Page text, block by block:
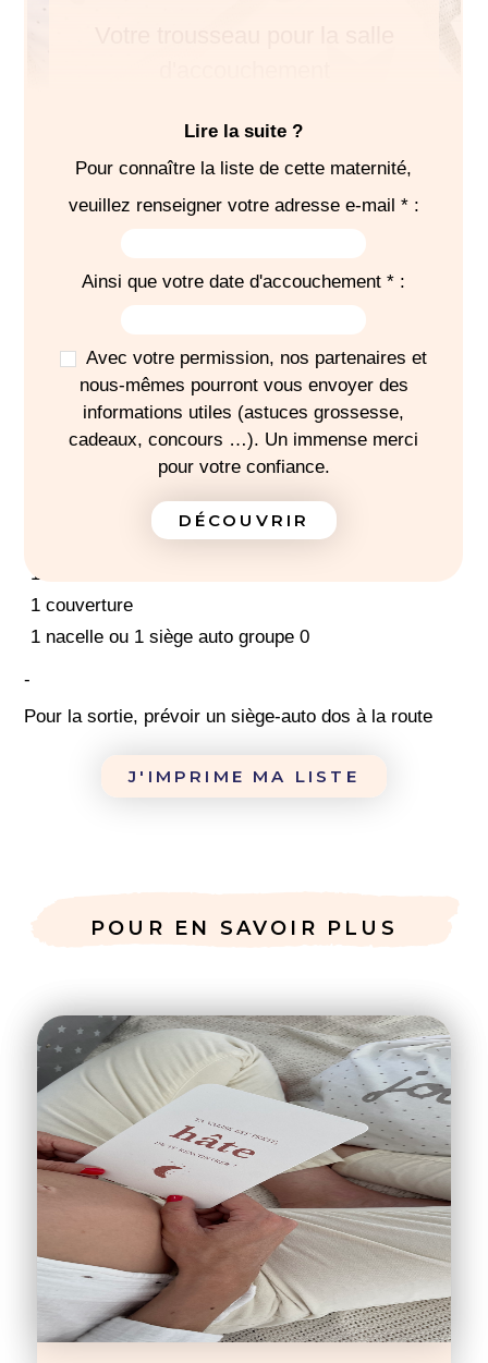
Lire la suite ?
Pour connaître la liste de cette maternité,
veuillez renseigner votre adresse e-mail * :
Ainsi que votre date d'accouchement * :
Avec votre permission, nos partenaires et
nous-mêmes pourront vous envoyer des
informations utiles (astuces grossesse,
cadeaux, concours …). Un immense merci
pour votre confiance.
DÉCOUVRIR
SÉJOUR
bodies
6 paireschaussettesou chaussons
bonnets
turbulette
Bavoirs
2 paquets de couches
1 thermomètre rectal électronique
POUR LA SORTIE
1 manteau
1 couverture
1 nacelle ou 1 siège auto groupe 0
-
Pour la sortie, prévoir un siège-auto dos à la route
J'IMPRIME MA LISTE
POUR EN SAVOIR PLUS